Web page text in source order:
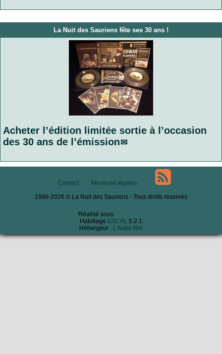
La Nuit des Sauriens fête ses 30 ans !
Acheter l’édition limitée sortie à l’occasion
des 30 ans de l’émission
Contact
Mentions légales
1996-2026 © La Nuit des Sauriens - Tous droits réservés
Réalisé sous
Habillage ESCAL 5.2.1
Hébergeur : L'Autre Net